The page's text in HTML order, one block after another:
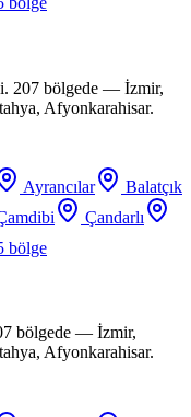
207 bölgede — İzmir,
Afyonkarahisar.
Ayrancılar
Balatçık
Çandarlı
bölge
bölgede — İzmir,
Afyonkarahisar.